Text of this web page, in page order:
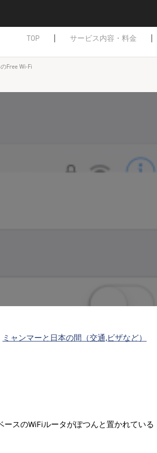
TOP サービス内容・料金
Free Wi-Fi
カ
ミャンマーと日本の間（交通,ビザなど）
ースのWiFiルータがぽつんと置かれている